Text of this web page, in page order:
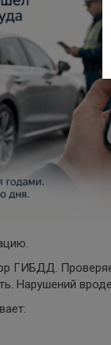
ГИБДД.
Нарушений